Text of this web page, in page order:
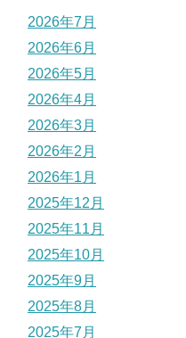
2026年7月
2026年6月
2026年5月
2026年4月
2026年3月
2026年2月
2026年1月
2025年12月
2025年11月
2025年10月
2025年9月
2025年8月
2025年7月